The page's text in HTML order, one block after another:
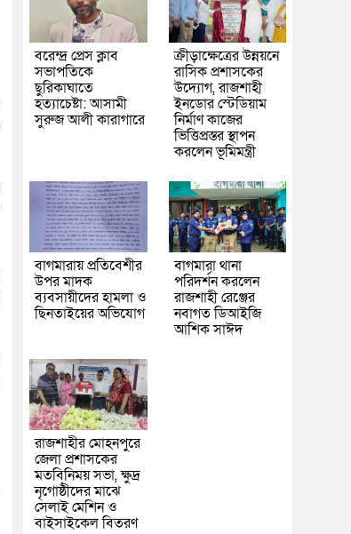
বরেন্দ্র প্রেস ক্লাব
সভাপতিকে
ছুরিকাঘাতে
হত্যাচেষ্টা: আসামী
সুরুজ আলী কারাগারে
ক্রীড়াক্ষেত্রের উন্নয়নে
রাসিক প্রশাসকের
উদ্যোগ, রাজশাহী
ইনডোর স্টেডিয়াম
নির্মাণ কাজের
ভিত্তিপ্রস্তর স্থাপন
করলেন ভূমিমন্ত্রী
বাগমারায় প্রতিবেশীর
উপর মাদক
ব্যবসায়ীদের হামলা ও
ছিনতাইয়ের অভিযোগ
বাগমারা থানা
পরিদর্শন করলেন
রাজশাহী রেঞ্জের
নবাগত ডিআইজি
আশিক সাঈদ
রাজশাহীর মোহনপুরে
জেলা প্রশাসকের
মতবিনিময় সভা, ক্ষুদ্র
নৃগোষ্ঠীদের মাঝে
সেলাই মেশিন ও
বাইসাইকেল বিতরণ